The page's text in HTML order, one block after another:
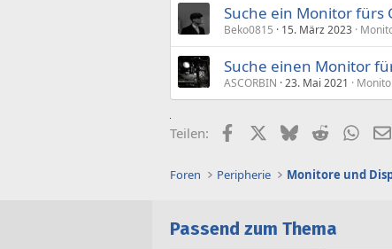
Suche ein Monitor fürs
Beko0815 15. März 2023
Suche einen Monitor
ASCORBIN 23. Mai 2021
Teilen: FacebookX (Twitter)
BlueskyReddit
Foren Peripherie Monitore und
Passend zum Thema